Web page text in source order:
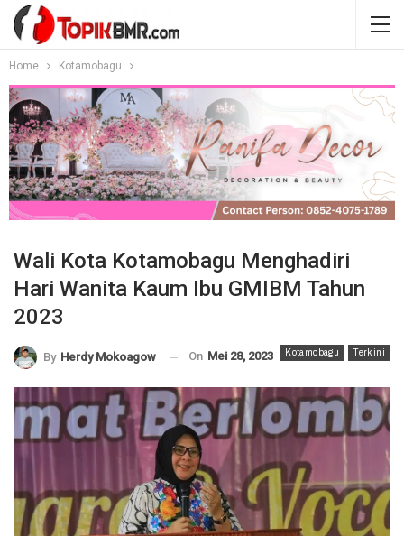
Home Kotamobagu
Wali Kota Kotamobagu Menghadiri
Hari Wanita Kaum Ibu GMIBM Tahun
2023
Kotamobagu Terkini
By Herdy Mokoagow On Mei 28, 2023